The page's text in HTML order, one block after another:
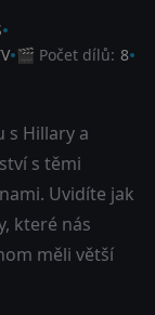
🎬 Počet dílů: 8
s Hillary a
s těmi
Uvidíte jak
které nás
měli větší